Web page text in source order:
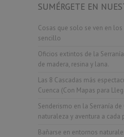
SUMÉRGETE EN
Cosas que solo se ven en
sencillo
Oficios extintos de la
de madera, resina y lana.
Las 8 Cascadas más
Cuenca (Con Mapas para
Senderismo en la Serranía de
naturaleza y aventura a cada
Bañarse en entornos